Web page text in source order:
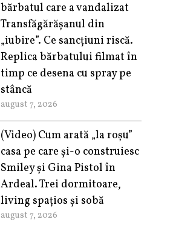
bărbatul care a vandalizat
Transfăgărășanul din
„iubire”. Ce sancțiuni riscă.
Replica bărbatului filmat în
timp ce desena cu spray pe
stâncă
august 7, 2026
(Video) Cum arată „la roşu”
casa pe care şi-o construiesc
Smiley şi Gina Pistol în
Ardeal. Trei dormitoare,
living spațios și sobă
august 7, 2026